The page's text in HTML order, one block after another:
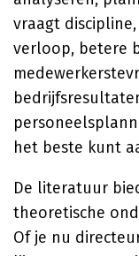
vraagt
verloop, betere
het beste kunt
De literatuur
theoretische
Of je nu